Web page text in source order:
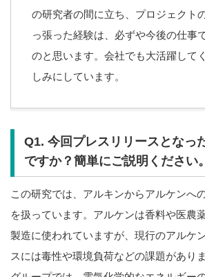
の研究者の間に立ち、プロジェクト
っ張った経験は、必ずや今後の仕事
のと思います。会社でも大活躍して
しみにしています。
Q1. 今回プレスリリースとなっ
ですか？簡単にご説明ください。
この研究では、アルキンからアルケンへ
を扱っています。アルケンは香料や医農
製造に使われていますが、現行のアルケ
スには毒性や環境負荷などの課題があり